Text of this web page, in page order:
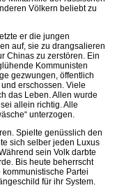
Völkern beliebt zu
er die jungen
auf, sie zu drangsalieren
Chinas zu zerstören. Ein
Kommunisten
gezwungen, öffentlich
erschossen. Viele
das Leben. Allen wurde
allein richtig. Alle
unterzogen.
Spielte genüsslich den
sich selber jeden Luxus
sein Volk darbte
Bis heute beherrscht
Partei
für ihr System.